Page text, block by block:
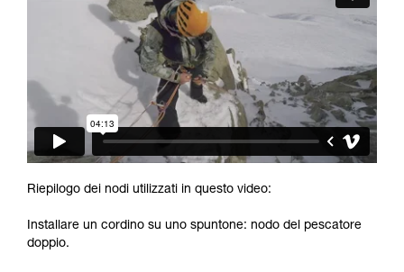
Riepilogo dei nodi utilizzati in questo video:
Installare un cordino su uno spuntone: nodo del pescatore
doppio.